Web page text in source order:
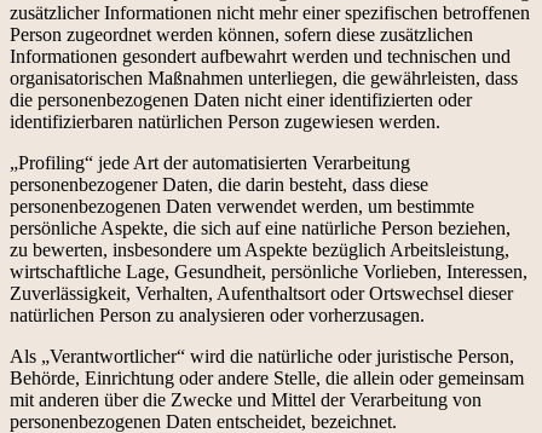
zusätzlicher Informationen nicht mehr einer spezifischen betroffenen
Person zugeordnet werden können, sofern diese zusätzlichen
Informationen gesondert aufbewahrt werden und technischen und
organisatorischen Maßnahmen unterliegen, die gewährleisten, dass
die personenbezogenen Daten nicht einer identifizierten oder
identifizierbaren natürlichen Person zugewiesen werden.
„Profiling“ jede Art der automatisierten Verarbeitung
personenbezogener Daten, die darin besteht, dass diese
personenbezogenen Daten verwendet werden, um bestimmte
persönliche Aspekte, die sich auf eine natürliche Person beziehen,
zu bewerten, insbesondere um Aspekte bezüglich Arbeitsleistung,
wirtschaftliche Lage, Gesundheit, persönliche Vorlieben, Interessen,
Zuverlässigkeit, Verhalten, Aufenthaltsort oder Ortswechsel dieser
natürlichen Person zu analysieren oder vorherzusagen.
Als „Verantwortlicher“ wird die natürliche oder juristische Person,
Behörde, Einrichtung oder andere Stelle, die allein oder gemeinsam
mit anderen über die Zwecke und Mittel der Verarbeitung von
personenbezogenen Daten entscheidet, bezeichnet.